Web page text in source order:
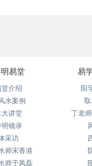
易堂
介绍
水案例
大讲堂
镜录
采访
师宋香港
师于凤磊
易
阳
丁老